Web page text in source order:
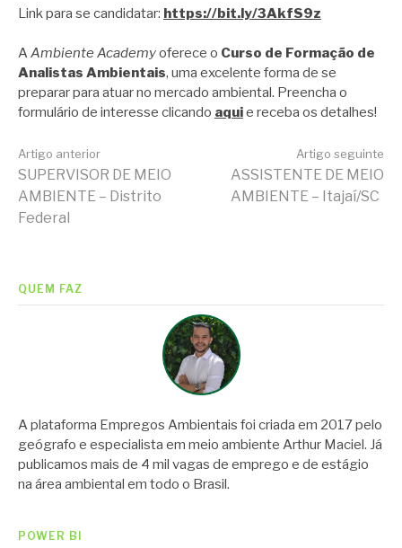
Link para se candidatar: https://bit.ly/3AkfS9z
AAmbiente Academyoferece o Curso de Formação de
Analistas Ambientais, uma excelente forma de se
preparar para atuar no mercado ambiental. Preencha o
formulário de interesse clicando aquie receba os detalhes!
Continue
lendo
Artigo anterior
SUPERVISOR DE MEIO
AMBIENTE – Distrito
Federal
Artigo seguinte
ASSISTENTE DE MEIO
AMBIENTE – Itajaí/SC
QUEM FAZ
A plataforma Empregos Ambientais foi criada em 2017 pelo
geógrafo e especialista em meio ambiente Arthur Maciel. Já
publicamos mais de 4 mil vagas de emprego e de estágio
na área ambiental em todo o Brasil.
POWER BI